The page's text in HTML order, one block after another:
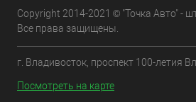
Copyright 2014-2021 © "Точка Авто" -
Все права защищены.
г. Владивосток, проспект 100-летия
Посмотреть на карте